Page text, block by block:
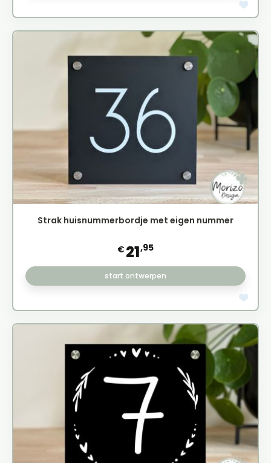
Strak huisnummerbordje met eigen nummer
€21,95
start ontwerpen